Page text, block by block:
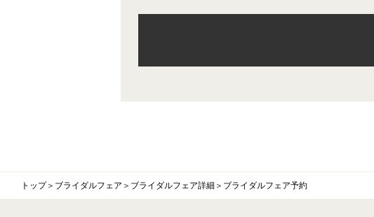
トップ＞ ブライダルフェア ＞ ブライダルフェア詳細 ＞ ブライダルフェア予約